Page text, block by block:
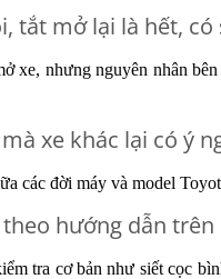
tắt mở lại là hết, có
xe, nhưng nguyên nhân
xe khác lại có ý
các đời máy và model
hướng dẫn
tra cơ bản như siết cọc